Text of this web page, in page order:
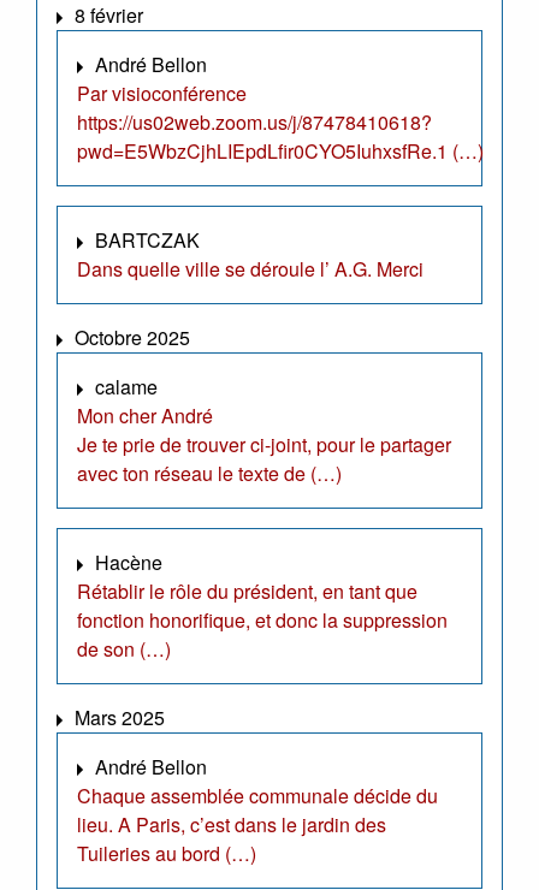
8 février
André Bellon
Par visioconférence
https://us02web.zoom.us/j/87478410618?
pwd=E5WbzCjhLIEpdLfir0CYO5IuhxsfRe.1 (…)
BARTCZAK
Dans quelle ville se déroule l’ A.G. Merci
Octobre 2025
calame
Mon cher André
Je te prie de trouver ci-joint, pour le partager
avec ton réseau le texte de (…)
Hacène
Rétablir le rôle du président, en tant que
fonction honorifique, et donc la suppression
de son (…)
Mars 2025
André Bellon
Chaque assemblée communale décide du
lieu. A Paris, c’est dans le jardin des
Tuileries au bord (…)